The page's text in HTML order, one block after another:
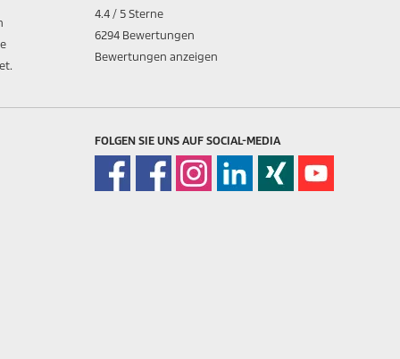
4.4 / 5 Sterne
6294 Bewertungen
Bewertungen anzeigen
FOLGEN SIE UNS AUF SOCIAL-MEDIA